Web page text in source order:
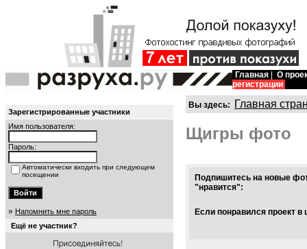
Главная
О
регистрации
Зарегистрированные участники
Имя пользователя:
Пароль:
Автоматически входить при следующем
посещении
» Напомнить мне пароль
Ещё не участник?
Вы здесь: Главная
Щигры фото
Подпишитесь на новые
"нравится":
Если понравился проект